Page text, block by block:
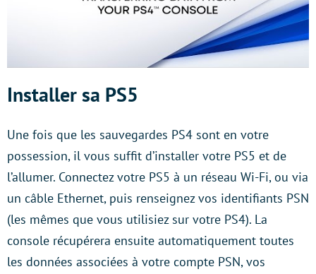
Installer sa PS5
Une fois que les sauvegardes PS4 sont en votre
possession, il vous suffit d’installer votre PS5 et de
l’allumer. Connectez votre PS5 à un réseau Wi-Fi, ou via
un câble Ethernet, puis renseignez vos identifiants PSN
(les mêmes que vous utilisiez sur votre PS4). La
console récupérera ensuite automatiquement toutes
les données associées à votre compte PSN, vos